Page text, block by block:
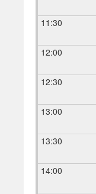
11:30
12:00
12:30
13:00
13:30
14:00